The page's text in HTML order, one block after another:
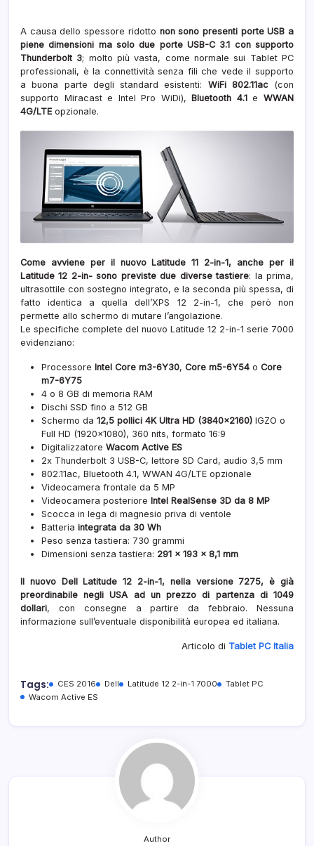
A causa dello spessore ridotto non sono presenti porte USB a
piene dimensioni ma solo due porte USB-C 3.1 con supporto
Thunderbolt 3; molto più vasta, come normale sui Tablet PC
professionali, è la connettività senza fili che vede il supporto
a buona parte degli standard esistenti: WiFi 802.11ac(con
supporto Miracast e Intel Pro WiDi), Bluetooth 4.1eWWAN
4G/LTE opzionale.
Come avviene per il nuovo Latitude 11 2-in-1, anche per il
Latitude 12 2-in- sono previste due diverse tastiere: la prima,
ultrasottile con sostegno integrato, e la seconda più spessa, di
fatto identica a quella dell’XPS 12 2-in-1, che però non
permette allo schermo di mutare l’angolazione.
Le specifiche complete del nuovo Latitude 12 2-in-1 serie 7000
evidenziano:
Processore Intel Core m3-6Y30, Core m5-6Y54 o Core
m7-6Y75
4 o 8 GB di memoria RAM
Dischi SSD fino a 512 GB
Schermo da 12,5 pollici 4K Ultra HD (3840×2160) IGZO o
Full HD (1920×1080), 360 nits, formato 16:9
Digitalizzatore Wacom Active ES
2x Thunderbolt 3 USB-C, lettore SD Card, audio 3,5 mm
802.11ac, Bluetooth 4.1, WWAN 4G/LTE opzionale
Videocamera frontale da 5 MP
Videocamera posteriore Intel RealSense 3D da 8 MP
Scocca in lega di magnesio priva di ventole
Batteria integrata da 30 Wh
Peso senza tastiera: 730 grammi
Dimensioni senza tastiera: 291 x 193 x 8,1 mm
Il nuovo Dell Latitude 12 2-in-1, nella versione 7275, è già
preordinabile negli USA ad un prezzo di partenza di 1049
dollari, con consegne a partire da febbraio. Nessuna
informazione sull’eventuale disponibilità europea ed italiana.
Articolo di Tablet PC Italia
Tags: CES 2016 Dell Latitude 12 2-in-1 7000
Tablet PC
Wacom Active ES
Author